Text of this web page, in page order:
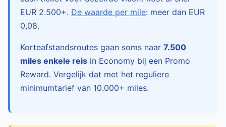
EUR 2.500+. De waarde per mile: meer dan EUR
0,08.
Korteafstandsroutes gaan soms naar 7.500
miles enkele reis in Economy bij een Promo
Reward. Vergelijk dat met het reguliere
minimumtarief van 10.000+ miles.